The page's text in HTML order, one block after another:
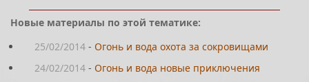
Новые материалы по этой тематике:
25/02/2014 - Огонь и вода охота за сокровищами
24/02/2014 - Огонь и вода новые приключения